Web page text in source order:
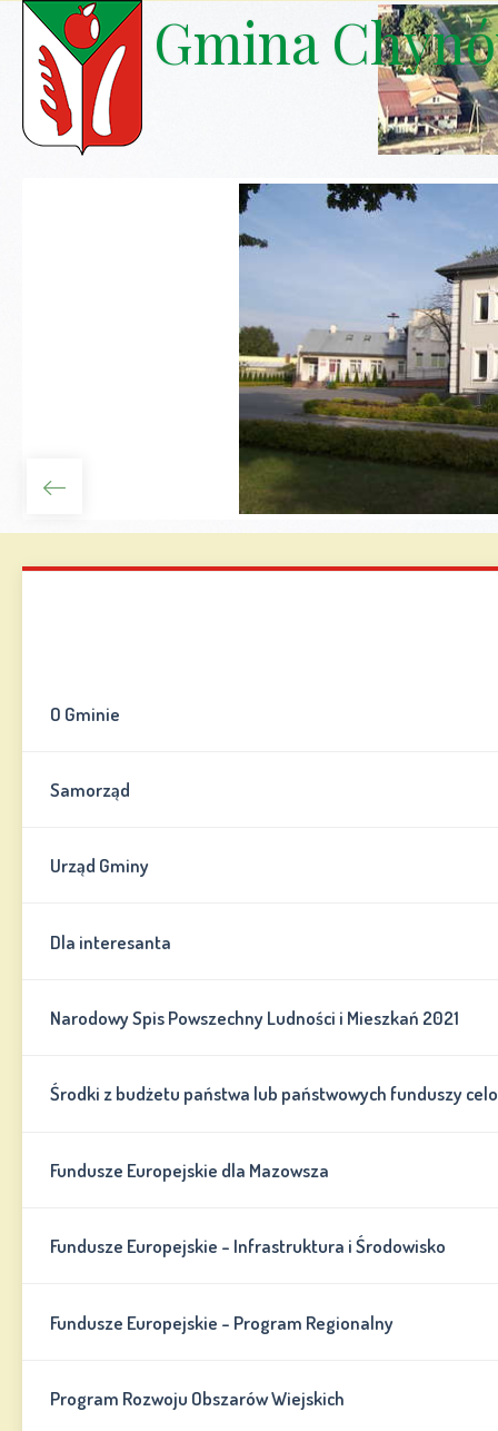
Gmina
O Gminie
Samorząd
Urząd Gminy
Dla interesanta
Narodowy Spis Powszechny Ludności i Mieszkań 2021
Środki z budżetu państwa lub państwowych funduszy
Fundusze Europejskie dla Mazowsza
Fundusze Europejskie - Infrastruktura i Środowisko
Fundusze Europejskie - Program Regionalny
Program Rozwoju Obszarów Wiejskich